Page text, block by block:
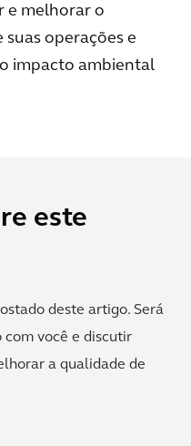
e melhorar o
operações e
impacto ambiental
este
deste artigo. Será
você e discutir
a qualidade de